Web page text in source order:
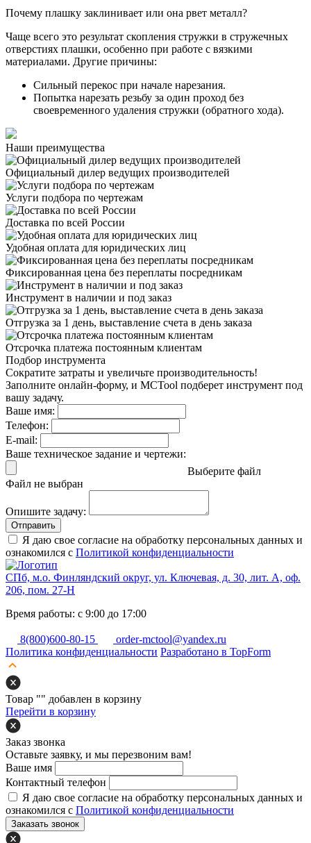
Почему плашку заклинивает или она рвет металл?
Чаще всего это результат скопления стружки в стружечных
отверстиях плашки, особенно при работе с вязкими
материалами. Другие причины:
Сильный перекос при начале нарезания.
Попытка нарезать резьбу за один проход без
своевременного удаления стружки (обратного хода).
Наши преимущества
Официальный дилер ведущих производителей
Услуги подбора по чертежам
Доставка по всей России
Удобная оплата для юридических лиц
Фиксированная цена без переплаты посредникам
Инструмент в наличии и под заказ
Отгрузка за 1 день, выставление счета в день заказа
Отсрочка платежа постоянным клиентам
Подбор инструмента
Сократите затраты и увеличьте производительность!
Заполните онлайн-форму, и MCTool подберет инструмент под
вашу задачу.
Ваше имя:
Телефон:
E-mail:
Ваше техническое задание и чертежи:
Выберите файл
Файл не выбран
Опишите задачу:
Отправить
Я даю свое согласие на обработку персональных данных и
ознакомился с Политикой конфиденциальности
СПб, м.о. Финляндский округ, ул. Ключевая, д. 30, лит. А, оф.
206, пом. 27-Н
Время работы: с 9:00 до 17:00
8(800)600-80-15
order-mctool@yandex.ru
Политика конфиденциальности Разработано в TopForm
Товар "" добавлен в корзину
Перейти в корзину
Заказ звонка
Оставьте заявку, и мы перезвоним вам!
Ваше имя
Контактный телефон
Я даю свое согласие на обработку персональных данных и
ознакомился с Политикой конфиденциальности
Заказать звонок